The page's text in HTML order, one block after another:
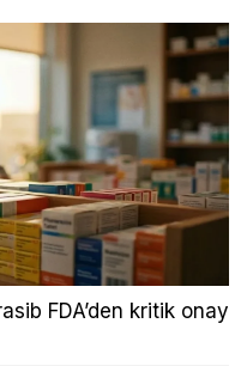
FDA’den kritik onay